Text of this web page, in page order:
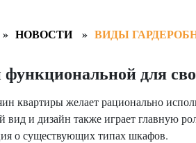
НОВОСТИ ВИДЫ
функциональной для
квартиры желает рационально
и дизайн также играет главную
о существующих типах шкафов.